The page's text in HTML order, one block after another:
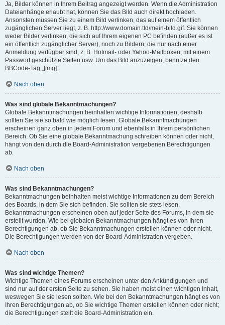
Ja, Bilder können in Ihrem Beitrag angezeigt werden. Wenn die Administration
Dateianhänge erlaubt hat, können Sie das Bild auch direkt hochladen.
Ansonsten müssen Sie zu einem Bild verlinken, das auf einem öffentlich
zugänglichen Server liegt, z. B. http://www.domain.tld/mein-bild.gif. Sie können
weder Bilder verlinken, die sich auf Ihrem eigenen PC befinden (außer es ist
ein öffentlich zugänglicher Server), noch zu Bildern, die nur nach einer
Anmeldung verfügbar sind, z. B. Hotmail- oder Yahoo-Mailboxen, mit einem
Passwort geschützte Seiten usw. Um das Bild anzuzeigen, benutze den
BBCode-Tag „[img]“.
Nach oben
Was sind globale Bekanntmachungen?
Globale Bekanntmachungen beinhalten wichtige Informationen, deshalb
sollten Sie sie so bald wie möglich lesen. Globale Bekanntmachungen
erscheinen ganz oben in jedem Forum und ebenfalls in Ihrem persönlichen
Bereich. Ob Sie eine globale Bekanntmachung schreiben können oder nicht,
hängt von den durch die Board-Administration vergebenen Berechtigungen
ab.
Nach oben
Was sind Bekanntmachungen?
Bekanntmachungen beinhalten meist wichtige Informationen zu dem Bereich
des Boards, in dem Sie sich befinden. Sie sollten sie stets lesen.
Bekanntmachungen erscheinen oben auf jeder Seite des Forums, in dem sie
erstellt wurden. Wie bei globalen Bekanntmachungen hängt es von Ihren
Berechtigungen ab, ob Sie Bekanntmachungen erstellen können oder nicht.
Die Berechtigungen werden von der Board-Administration vergeben.
Nach oben
Was sind wichtige Themen?
Wichtige Themen eines Forums erscheinen unter den Ankündigungen und
sind nur auf der ersten Seite zu sehen. Sie haben meist einen wichtigen Inhalt,
weswegen Sie sie lesen sollten. Wie bei den Bekanntmachungen hängt es von
Ihren Berechtigungen ab, ob Sie wichtige Themen erstellen können oder nicht;
die Berechtigungen stellt die Board-Administration ein.